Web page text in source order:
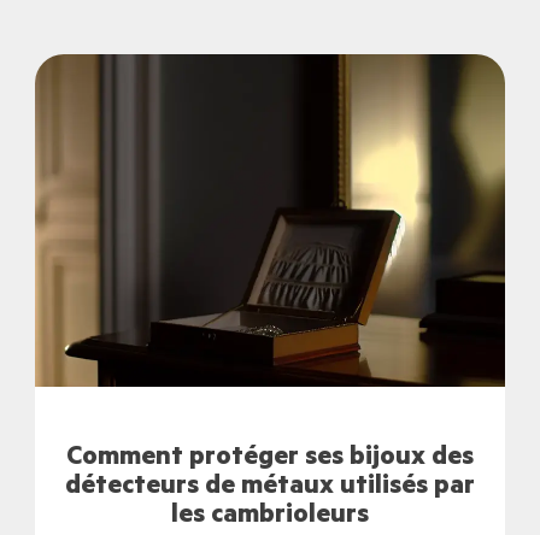
Comment protéger ses bijoux des
détecteurs de métaux utilisés par
les cambrioleurs